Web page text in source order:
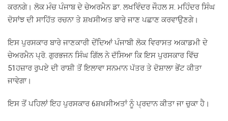
ਕਰਨਗੇ। ਲੋਕ ਮੰਚ ਪੰਜਾਬ ਦੇ ਚੇਅਰਮੈਨ ਡਾ. ਲਖਵਿੰਦਰ ਜੌਹਲ ਸ. ਮਹਿੰਦਰ ਸਿੰਘ
ਦੋਸਾਂਝ ਦੀ ਸਾਹਿੱਤ ਰਚਨਾ ਤੇ ਸ਼ਖਸੀਅਤ ਬਾਰੇ ਜਾਣ ਪਛਾਣ ਕਰਵਾਉਣਗੇ।
ਇਸ ਪੁਰਸਕਾਰ ਬਾਰੇ ਜਾਣਕਾਰੀ ਦੇਂਦਿਆਂ ਪੰਜਾਬੀ ਲੋਕ ਵਿਰਾਸਤ ਅਕਾਡਮੀ ਦੇ
ਚੇਅਰਮੈਨ ਪ੍ਰੋ. ਗੁਰਭਜਨ ਸਿੰਘ ਗਿੱਲ ਨੇ ਦੱਸਿਆ ਕਿ ਇਸ ਪੁਰਸਕਾਰ ਵਿੱਚ
51ਹਜ਼ਾਰ ਰੁਪਏ ਦੀ ਰਾਸ਼ੀ ਤੋਂ ਇਲਾਵਾ ਸਨਮਾਨ ਪੱਤਰ ਤੇ ਦੋਸ਼ਾਲਾ ਭੇਂਟ ਕੀਤਾ
ਜਾਵੇਗਾ।
ਇਸ ਤੋਂ ਪਹਿਲਾਂ ਇਹ ਪੁਰਸਕਾਰ 6ਸ਼ਖਸੀਅਤਾਂ ਨੂੰ ਪ੍ਰਦਾਨ ਕੀਤਾ ਜਾ ਚੁਕਾ ਹੈ।